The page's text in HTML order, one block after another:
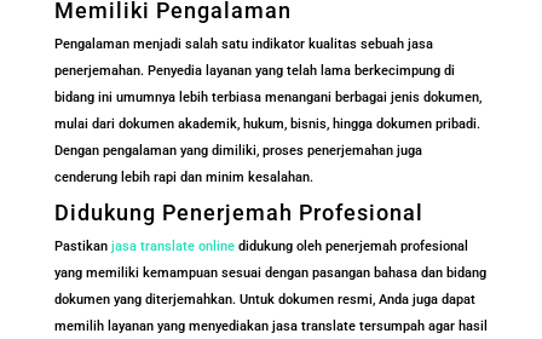
Memiliki Pengalaman
Pengalaman menjadi salah satu indikator kualitas sebuah jasa
penerjemahan. Penyedia layanan yang telah lama berkecimpung di
bidang ini umumnya lebih terbiasa menangani berbagai jenis dokumen,
mulai dari dokumen akademik, hukum, bisnis, hingga dokumen pribadi.
Dengan pengalaman yang dimiliki, proses penerjemahan juga
cenderung lebih rapi dan minim kesalahan.
Didukung Penerjemah Profesional
Pastikan jasa translate onlinedidukung oleh penerjemah profesional
yang memiliki kemampuan sesuai dengan pasangan bahasa dan bidang
dokumen yang diterjemahkan. Untuk dokumen resmi, Anda juga dapat
memilih layanan yang menyediakan jasa translate tersumpah agar hasil